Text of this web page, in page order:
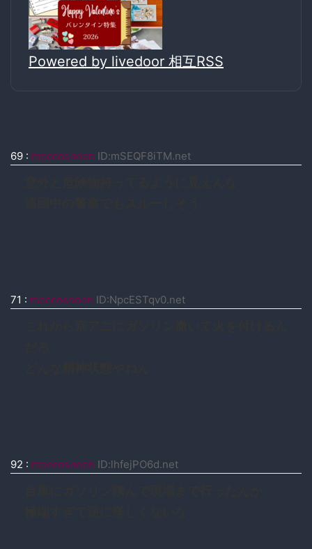
Powered by livedoor 相互RSS
69 : moccosnoon ID:mSEQF8iTM.net
71 : moccosnoon ID:NpcESTqv0.net
92 : moccosnoon ID:lhfejPO6d.net